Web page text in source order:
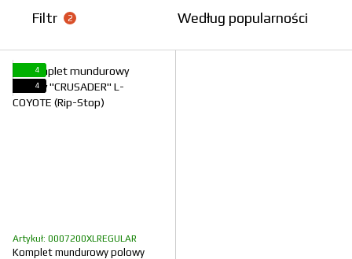
Filtr 2 Według popularności
4
4
Artykuł: 0007200XLREGULAR
Komplet mundurowy polowy